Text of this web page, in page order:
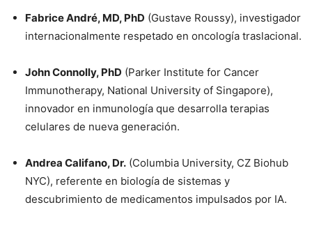
Fabrice André, MD, PhD (Gustave Roussy), investigador
internacionalmente respetado en oncología traslacional.
John Connolly, PhD (Parker Institute for Cancer
Immunotherapy, National University of Singapore),
innovador en inmunología que desarrolla terapias
celulares de nueva generación.
Andrea Califano, Dr. (Columbia University, CZ Biohub
NYC), referente en biología de sistemas y
descubrimiento de medicamentos impulsados por IA.